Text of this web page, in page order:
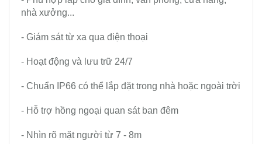
nhà xưởng...
- Giám sát từ xa qua điện thoại
- Hoạt động và lưu trữ 24/7
- Chuẩn IP66 có thể lắp đặt trong nhà hoặc ngoài trời
- Hỗ trợ hồng ngoại quan sát ban đêm
- Nhìn rõ mặt người từ 7 - 8m